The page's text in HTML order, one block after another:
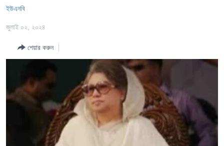
যান
যান বিশ্ব
ভারত
সম্পাদকীয়
টেলিভিশন
ইউএনবি
জুলাই ০২, ২০২৪
শেয়ার করুন